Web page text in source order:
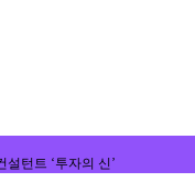
턴트 ‘투자의 신’